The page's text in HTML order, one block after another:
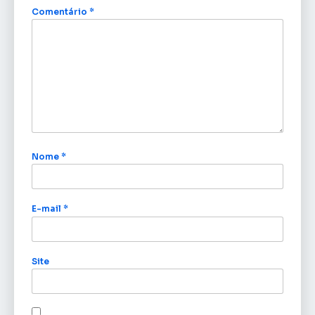
Comentário *
Nome *
E-mail *
Site